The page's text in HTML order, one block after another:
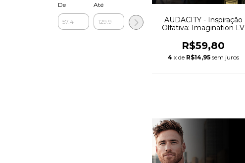
De Até
AUDACITY - Inspiração
Olfativa: Imagination LV
R$59,80
4 x de R$14,95 sem juros